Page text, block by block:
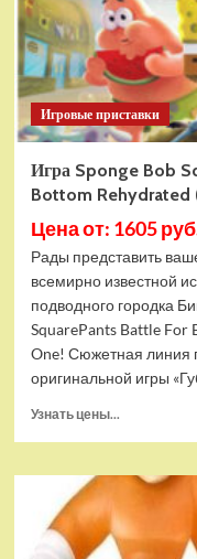
GTA
Игровые приставки
Игра Sponge Bob
Bottom Rehydrated
Цена от: 1605
Рады представить
всемирно известной
подводного городка
SquarePants Battle For
One! Сюжетная линия
оригинальной игры
Узнать цены...
Игра
Sponge
Bob
SquarePants